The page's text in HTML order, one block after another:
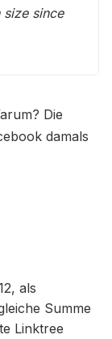
since
Die
damals
als
Summe
Linktree